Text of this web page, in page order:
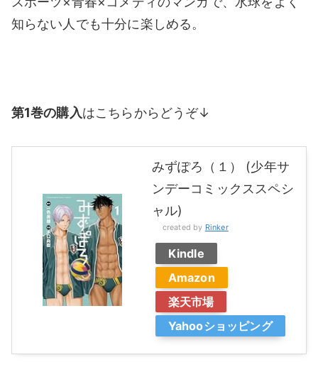
知らない人でも十分に楽しめる。
第1巻の購入はこちらからどうぞ↓
みずぽろ（１） (少年サ
ンデーコミックススペシ
ャル)
created by Rinker
Kindle
Amazon
楽天市場
Yahooショッピング